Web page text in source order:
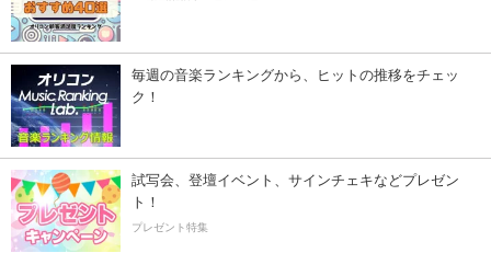
毎週の音楽ランキングから、ヒットの推移をチェッ
ク！
試写会、登壇イベント、サインチェキなどプレゼン
ト！
プレゼント特集